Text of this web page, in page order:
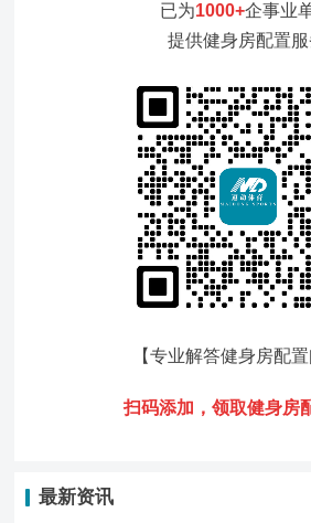
已为1000+企事业
提供健身房配置服
【专业解答健身房配
扫码添加，领取健身房
最新资讯